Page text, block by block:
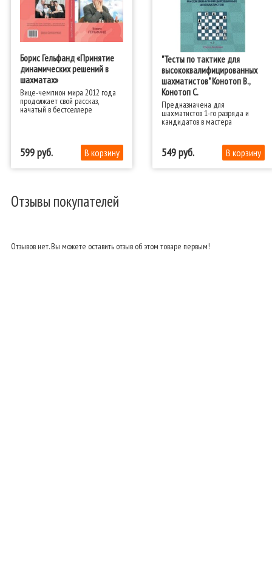
Борис Гельфанд «Принятие
динамических решений в
шахматах»
Вице-чемпион мира 2012 года
продолжает свой рассказ,
начатый в бестселлере
«Принятие позиционных
шахматной федерации).
599
"Тесты по тактике для
высококвалифицированных
шахматистов" Конотоп В.,
Конотоп С.
Предназначена для
шахматистов 1-го разряда и
кандидатов в мастера
549
Отзывы покупателей
Отзывов нет. Вы можете оставить отзыв об этом товаре первым!